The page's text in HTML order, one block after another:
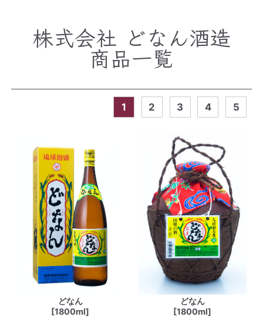
株式会社 どなん酒造
商品一覧
1 2 3 4 5
どなん
[1800ml]
どなん
[1800ml]